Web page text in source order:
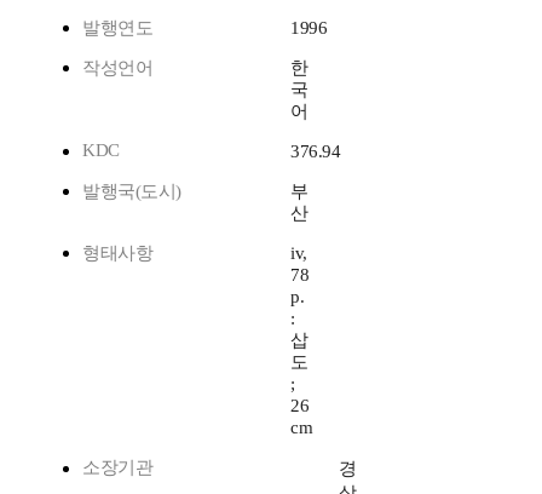
발행연도 1996
작성언어
한
국
어
KDC
376.94
발행국(도시)
부
산
형태사항
iv,
78
p.
:
삽
도
;
26
cm
소장기관
경